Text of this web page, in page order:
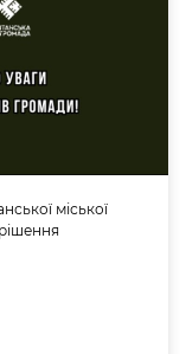
міської